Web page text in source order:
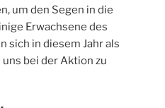
um den Segen in die
Erwachsene des
sich in diesem Jahr als
bei der Aktion zu